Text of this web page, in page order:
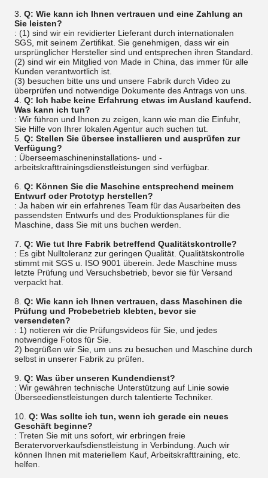
3. Q: Wie kann ich Ihnen vertrauen und eine Zahlung an
Sie leisten?
: (1) sind wir ein revidierter Lieferant durch internationalen
SGS, mit seinem Zertifikat. Sie genehmigen, dass wir ein
ursprünglicher Hersteller sind und entsprechen ihren Standard.
(2) sind wir ein Mitglied von Made in China, das immer für alle
Kunden verantwortlich ist.
(3) besuchen bitte uns und unsere Fabrik durch Video zu
überprüfen und notwendige Dokumente des Antrags von uns.
4. Q: Ich habe keine Erfahrung etwas im Ausland kaufend.
Was kann ich tun?
: Wir führen und Ihnen zu zeigen, kann wie man die Einfuhr,
Sie Hilfe von Ihrer lokalen Agentur auch suchen tut.
5. Q: Stellen Sie übersee installieren und ausprüfen zur
Verfügung?
: Überseemaschineninstallations- und -
arbeitskrafttrainingsdienstleistungen sind verfügbar.
6. Q: Können Sie die Maschine entsprechend meinem
Entwurf oder Prototyp herstellen?
: Ja haben wir ein erfahrenes Team für das Ausarbeiten des
passendsten Entwurfs und des Produktionsplanes für die
Maschine, dass Sie mit uns buchen werden.
7. Q: Wie tut Ihre Fabrik betreffend Qualitätskontrolle?
: Es gibt Nulltoleranz zur geringen Qualität. Qualitätskontrolle
stimmt mit SGS u. ISO 9001 überein. Jede Maschine muss
letzte Prüfung und Versuchsbetrieb, bevor sie für Versand
verpackt hat.
8. Q: Wie kann ich Ihnen vertrauen, dass Maschinen die
Prüfung und Probebetrieb klebten, bevor sie
versendeten?
: 1) notieren wir die Prüfungsvideos für Sie, und jedes
notwendige Fotos für Sie.
2) begrüßen wir Sie, um uns zu besuchen und Maschine durch
selbst in unserer Fabrik zu prüfen.
9. Q: Was über unseren Kundendienst?
: Wir gewähren technische Unterstützung auf Linie sowie
Überseedienstleistungen durch talentierte Techniker.
10. Q: Was sollte ich tun, wenn ich gerade ein neues
Geschäft beginne?
: Treten Sie mit uns sofort, wir erbringen freie
Beratervorverkaufsdienstleistung in Verbindung. Auch wir
können Ihnen mit materiellem Kauf, Arbeitskrafttraining, etc.
helfen.